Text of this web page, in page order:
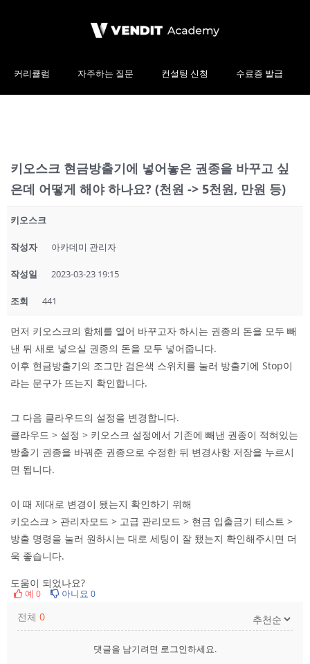
커리큘럼 자주하는 질문 컨설팅 신청 수료증 발급
키오스크 현금방출기에 넣어놓은 권종을 바꾸고 싶
은데 어떻게 해야 하나요? (천원 -> 5천원, 만원 등)
키오스크
작성자 아카데미 관리자
작성일 2023-03-23 19:15
조회 441
먼저 키오스크의 함체를 열어 바꾸고자 하시는 권종의 돈을 모두 빼
낸 뒤 새로 넣으실 권종의 돈을 모두 넣어줍니다.
이후 현금방출기의 조그만 검은색 스위치를 눌러 방출기에 Stop이
라는 문구가 뜨는지 확인합니다.
그 다음 클라우드의 설정을 변경합니다.
클라우드 > 설정 > 키오스크 설정에서 기존에 빼낸 권종이 적혀있는
방출기 권종을 바꿔준 권종으로 수정한 뒤 변경사항 저장을 누르시
면 됩니다.
이 때 제대로 변경이 됐는지 확인하기 위해
키오스크 > 관리자모드 > 고급 관리모드 > 현금 입출금기 테스트 >
방출 명령을 눌러 원하시는 대로 세팅이 잘 됐는지 확인해주시면 더
욱 좋습니다.
도움이 되었나요?
예 0 아니요 0
전체 0
댓글을 남기려면 로그인하세요.